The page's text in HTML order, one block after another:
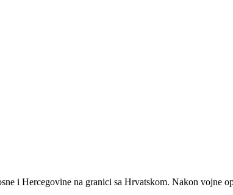
i Hercegovine na granici sa Hrvatskom. Nakon vojne